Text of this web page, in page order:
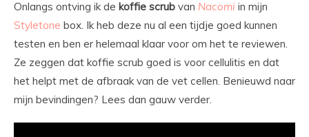
Onlangs ontving ik de koffie scrub van Nacomi in mijn
Styletone box. Ik heb deze nu al een tijdje goed kunnen
testen en ben er helemaal klaar voor om het te reviewen.
Ze zeggen dat koffie scrub goed is voor cellulitis en dat
het helpt met de afbraak van de vet cellen. Benieuwd naar
mijn bevindingen? Lees dan gauw verder.